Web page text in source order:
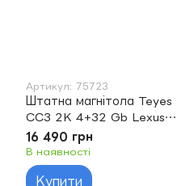
Артикул: 75723
Штатна магнітола Teyes
CC3 2K 4+32 Gb Lexus
RX300 RX330 RX350
RX400H Toyota harrier
2003-2009 9"
16 490 грн
В наявності
Купити